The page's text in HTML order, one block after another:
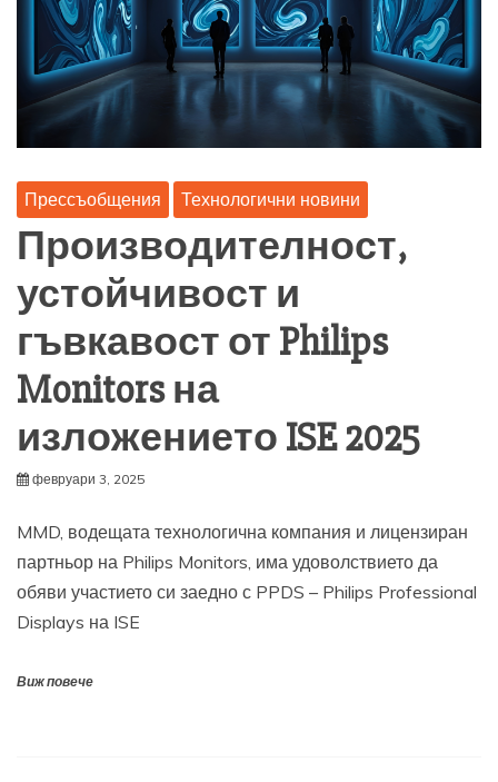
Прессъобщения Технологични новини
Производителност,
устойчивост и
гъвкавост от Philips
Monitors на
изложението ISE 2025
февруари 3, 2025
MMD, водещата технологична компания и лицензиран
партньор на Philips Monitors, има удоволствието да
обяви участието си заедно с PPDS – Philips Professional
Displays на ISE
Виж повече